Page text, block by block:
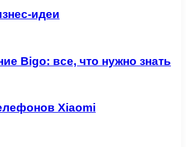
идеи
Bigo: все, что нужно знать
Xiaomi